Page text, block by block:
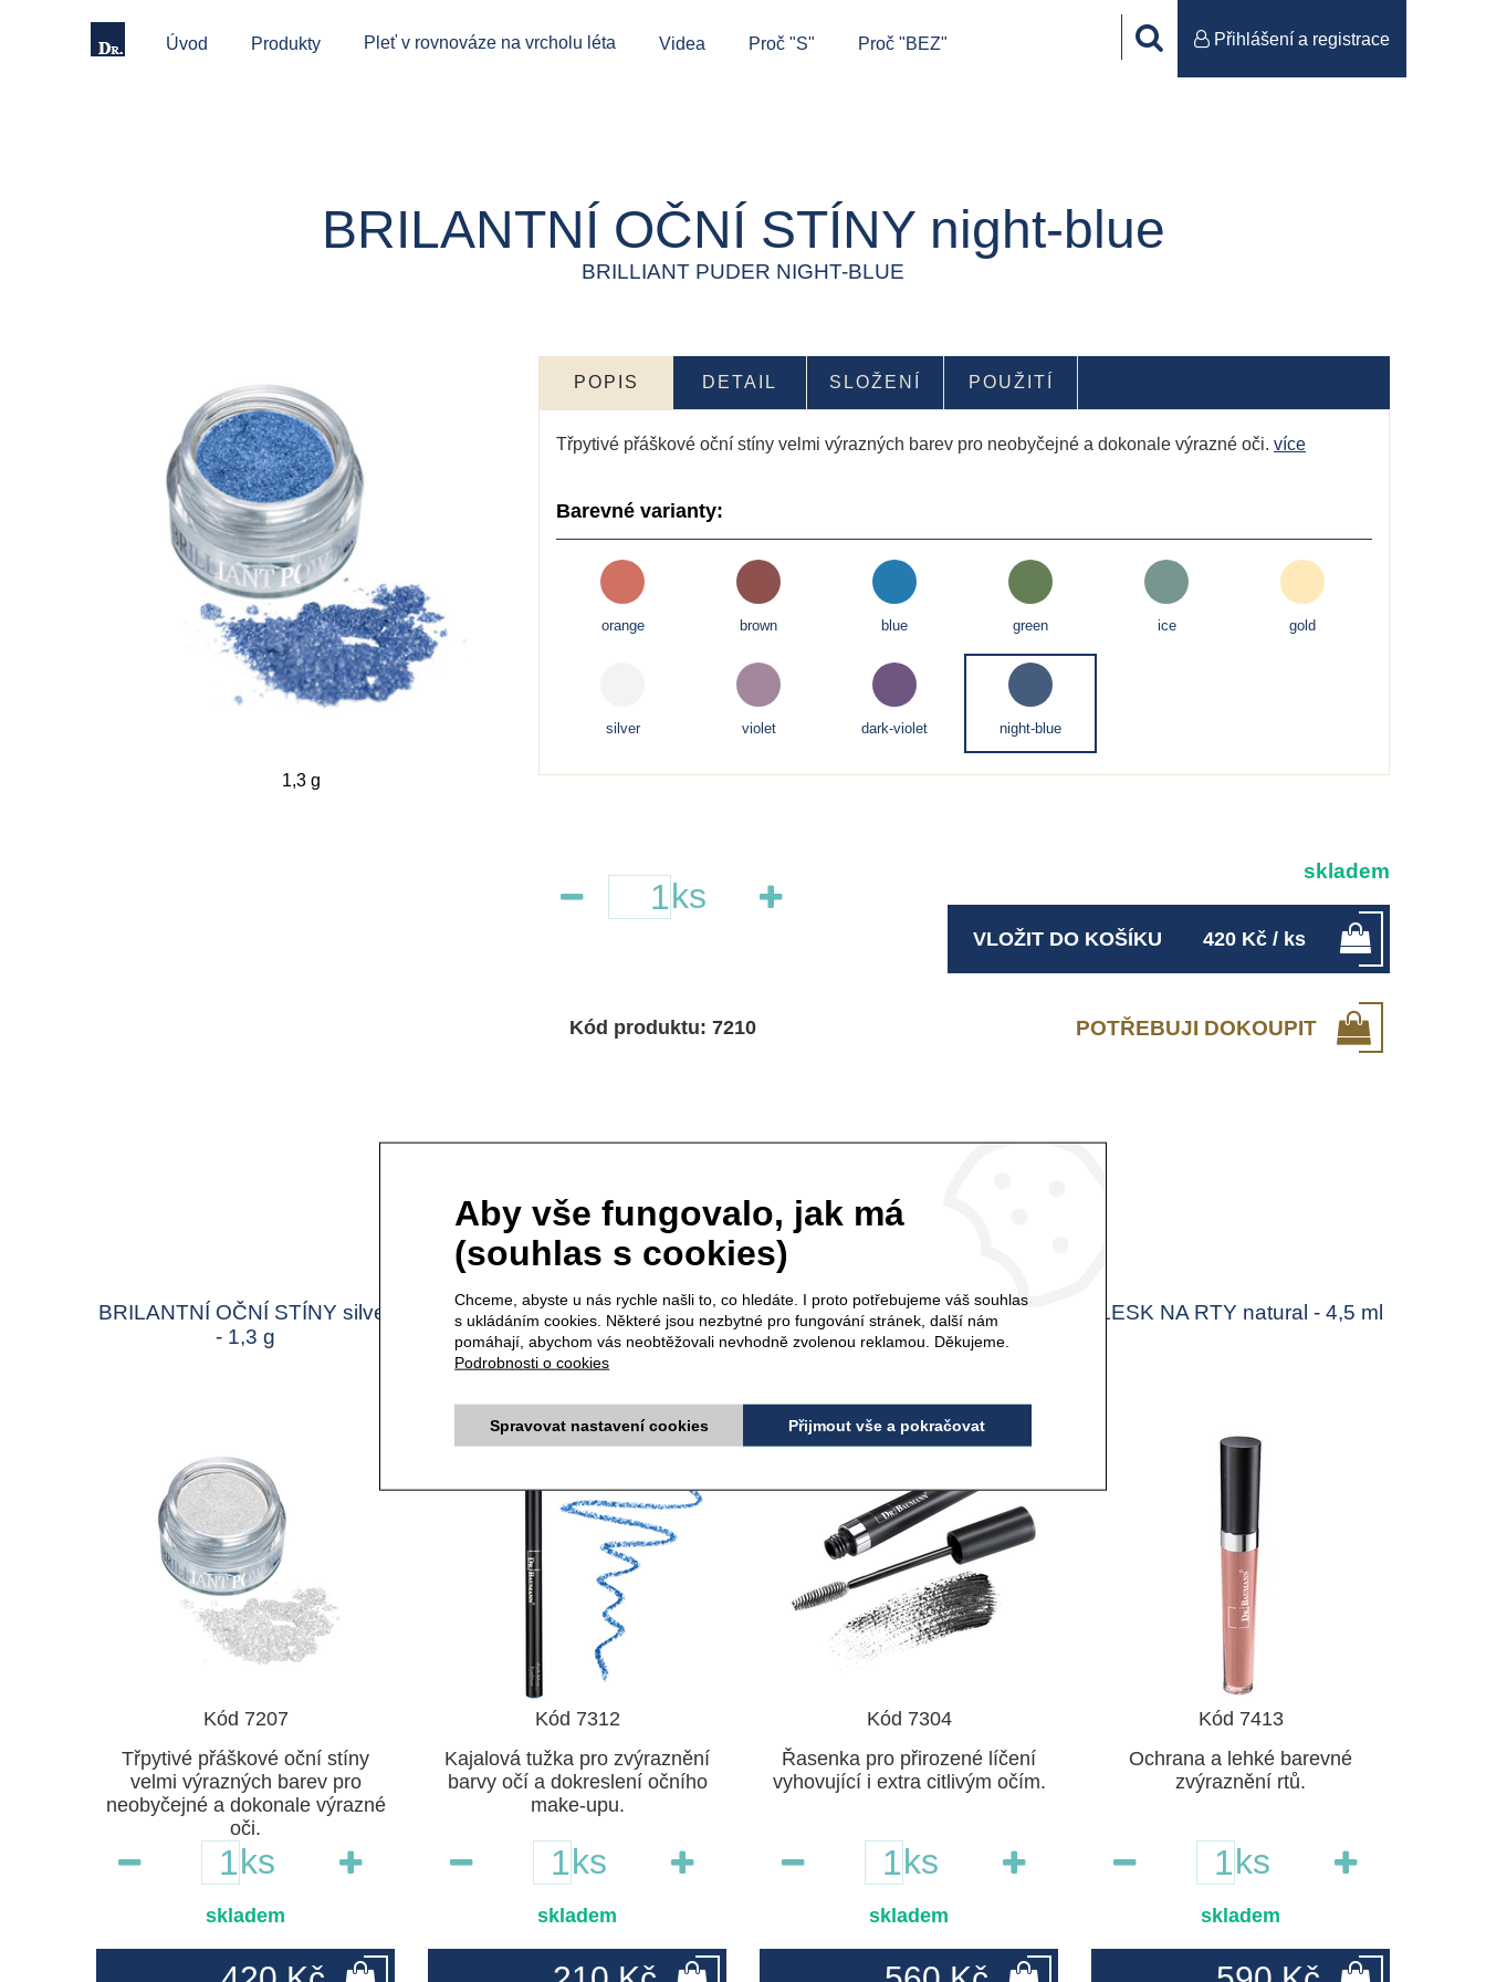
Úvod Produkty Pleť v rovnováze na vrcholu léta Videa Proč "S" Proč "BEZ" Přihlášení a registrace
BRILANTNÍ OČNÍ STÍNY night-blue
BRILLIANT PUDER NIGHT-BLUE
1,3 g
POPIS DETAIL SLOŽENÍ POUŽITÍ
Třpytivé přáškové oční stíny velmi výrazných barev pro neobyčejné a dokonale výrazné oči. více
Barevné varianty:
orange brown blue green ice gold
silver violet dark-violet night-blue
Kód produktu: 7210 POTŘEBUJI DOKOUPIT
ks
skladem
VLOŽIT DO KOŠÍKU 420 Kč / ks
doporučujeme
K TOMUTO PRODUKTU
BRILANTNÍ OČNÍ STÍNY silver
- 1,3 g
Kód 7207
Třpytivé přáškové oční stíny
velmi výrazných barev pro
neobyčejné a dokonale výrazné
oči.
ks
skladem
TUŽKA NA OČI dark-blue -
1,14 g
Kód 7312
Kajalová tužka pro zvýraznění
barvy očí a dokreslení očního
make-upu.
ks
skladem
ŘASENKA black - 8 ml
Kód 7304
Řasenka pro přirozené líčení
vyhovující i extra citlivým očím.
ks
skladem
LESK NA RTY natural - 4,5 ml
Kód 7413
Ochrana a lehké barevné
zvýraznění rtů.
ks
skladem
Aby vše fungovalo, jak má
(souhlas s cookies)
Chceme, abyste u nás rychle našli to, co hledáte. I proto potřebujeme váš souhlas
s ukládáním cookies. Některé jsou nezbytné pro fungování stránek, další nám
pomáhají, abychom vás neobtěžovali nevhodně zvolenou reklamou. Děkujeme.
Podrobnosti o cookies
Spravovat nastavení cookies Přijmout vše a pokračovat